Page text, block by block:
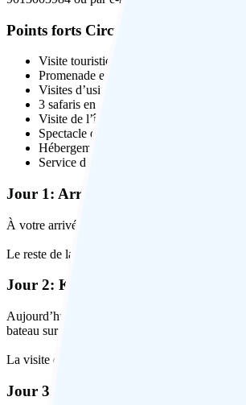
Points forts Circuit jardins de thé et
Visite touristique d’une journée
Promenade en bateau sur la rivière
Visites d’usines de thé et de plantations
3 safaris en jeep au parc national de
Visite de l’île de Majuli
Spectacle de danse traditionnel
Hébergement de caractère et de style
Service d’accueil à l’aéroport. Voiture
Jour 1: Arrivée à Kolkata (Calcutta)
À votre arrivée à l’aéroport international de
Le reste de la journée est libre pour vous
Jour 2: Kolkata, visite la ville
Aujourd’hui, c’est l’occasion de découvrir
bateau sur la rivière Hooghly.
La visite de l’après-midi comprend le Victoria
Jour 3: Kolkata – Vol à Guwahati –